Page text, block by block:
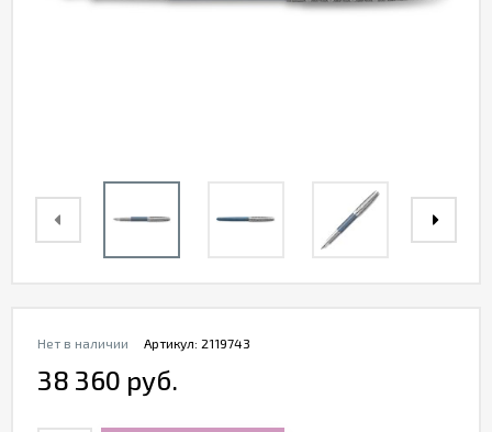
Артикул: 2119743
Нет в наличии
38 360 руб.